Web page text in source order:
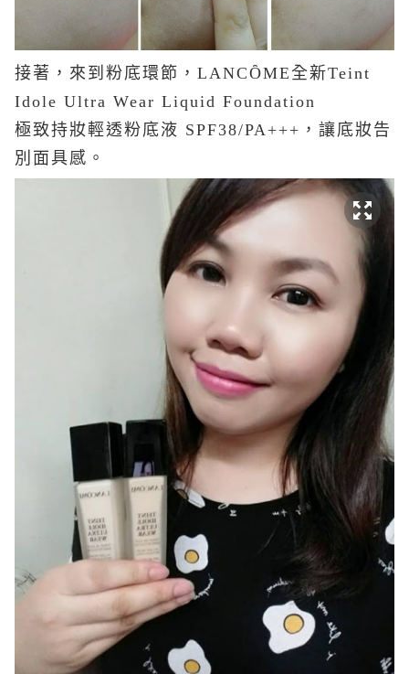
接著，來到粉底環節， LANCȎME 全新Teint
Idole Ultra Wear Liquid Foundation
極致持妝輕透粉底液 SPF38/PA+++，讓底妝告
別面具感。